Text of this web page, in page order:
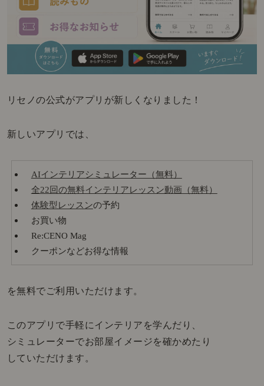
リセノの公式がアプリが新しくなりました！
新しいアプリでは、
AIインテリアシミュレーター（無料）
全22回の無料インテリアレッスン動画（無料）
体験型レッスンの予約
お買い物
Re:CENO Mag
クーポンなどお得な情報
を無料でご利用いただけます。
このアプリで手軽にインテリアを学んだり、
シミュレーターでお部屋イメージを確かめたり
していただけます。